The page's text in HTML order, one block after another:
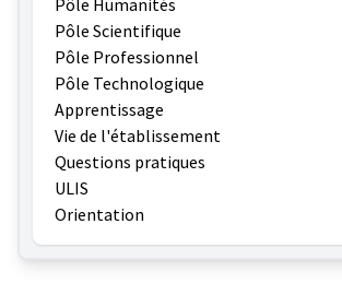
Pôle Scientifique
Pôle Professionnel
Pôle Technologique
Apprentissage
Vie de l'établissement
Questions pratiques
ULIS
Orientation